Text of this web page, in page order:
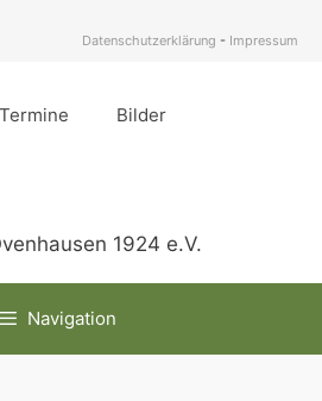
Datenschutzerklärung - Impressum
Termine Bilder
Navigation